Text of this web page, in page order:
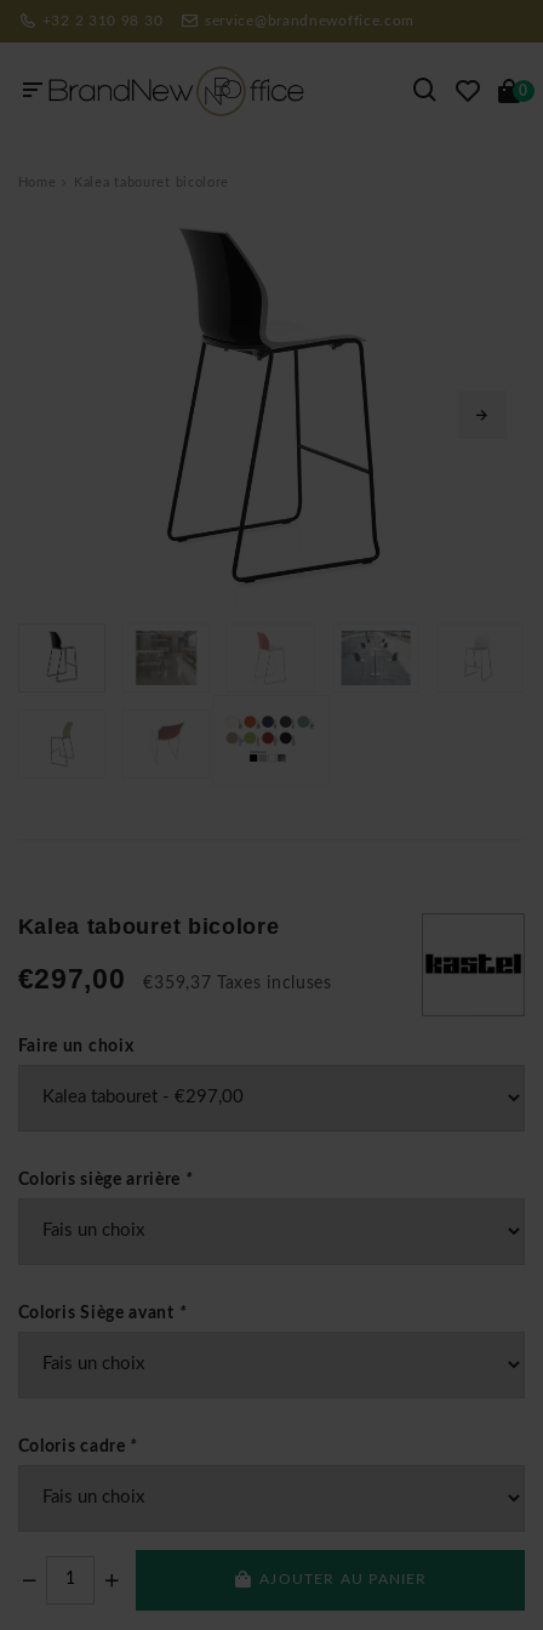
+32 2 310 98 30 service@brandnewoffice.com
0
Home Kalea tabouret bicolore
Kalea tabouret bicolore
€297,00 €359,37 Taxes incluses
Faire un choix
Coloris siège arrière *
Coloris Siège avant *
Coloris cadre *
AJOUTER AU PANIER